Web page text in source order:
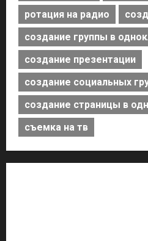
ротация на радио
создание группы в
создание презентации
создание социальных
создание страницы в
съемка на тв